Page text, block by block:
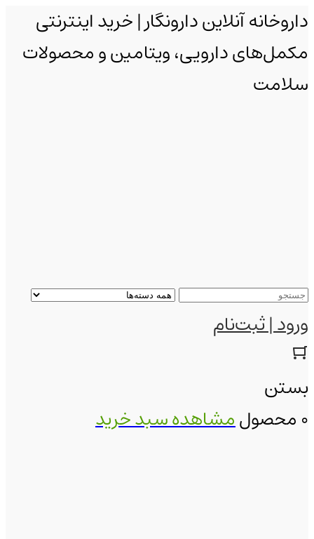
داروخانه آنلاین دارونگار | خرید اینترنتی
مکمل‌های دارویی، ویتامین و محصولات
سلامت
ورود | ثبت‌نام
بستن
0 محصول
مشاهده سبد خرید